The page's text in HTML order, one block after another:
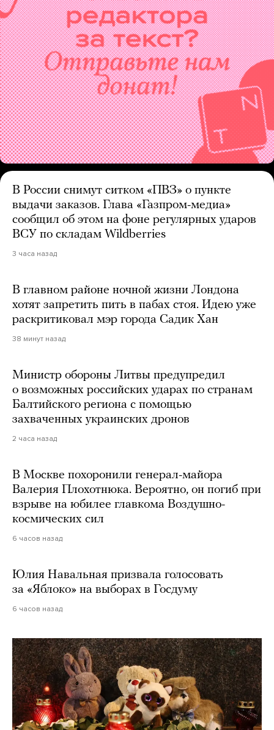
В России снимут ситком «ПВЗ» о пункте
выдачи заказов. Глава «Газпром-медиа»
сообщил об этом на фоне регулярных ударов
ВСУ по складам Wildberries
3 часа назад
В главном районе ночной жизни Лондона
хотят запретить пить в пабах стоя. Идею уже
раскритиковал мэр города Садик Хан
38 минут назад
Министр обороны Литвы предупредил
о возможных российских ударах по странам
Балтийского региона с помощью
захваченных украинских дронов
2 часа назад
В Москве похоронили генерал-майора
Валерия Плохотнюка. Вероятно, он погиб при
взрыве на юбилее главкома Воздушно-
космических сил
6 часов назад
Юлия Навальная призвала голосовать
за «Яблоко» на выборах в Госдуму
6 часов назад